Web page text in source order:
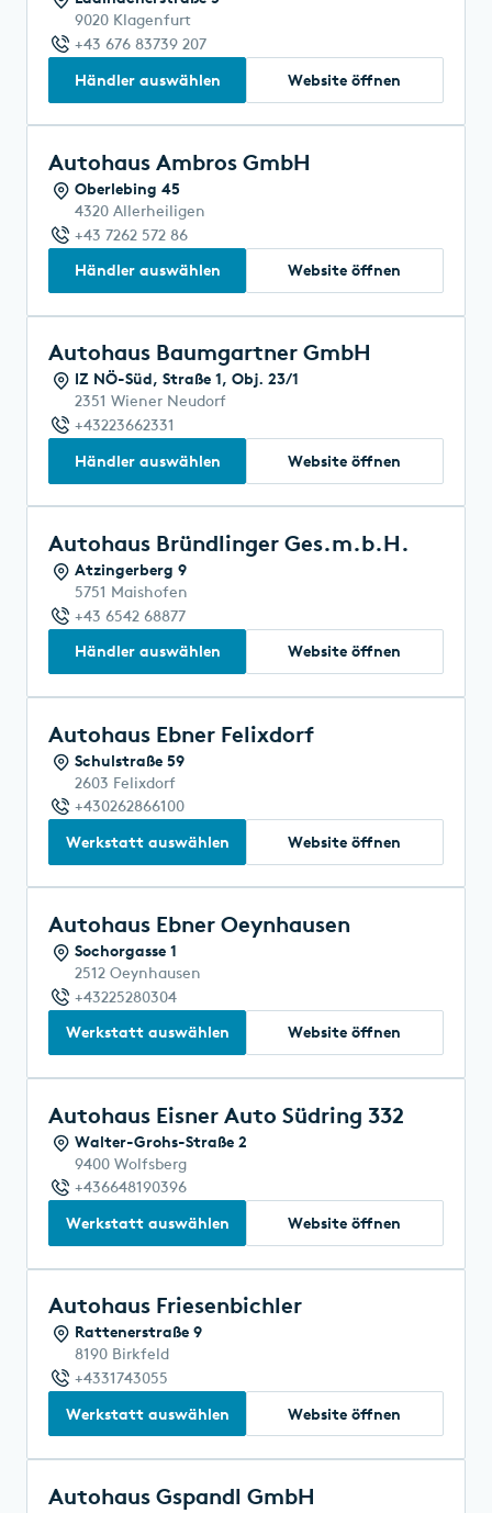
9020 Klagenfurt
+43 676 83739 207
Händler auswählen Website öffnen
Autohaus Ambros GmbH
Oberlebing 45
4320 Allerheiligen
+43 7262 572 86
Händler auswählen Website öffnen
Autohaus Baumgartner GmbH
IZ NÖ-Süd, Straße 1, Obj. 23/1
2351 Wiener Neudorf
+43223662331
Händler auswählen Website öffnen
Autohaus Bründlinger Ges.m.b.H.
Atzingerberg 9
5751 Maishofen
+43 6542 68877
Händler auswählen Website öffnen
Autohaus Ebner Felixdorf
Schulstraße 59
2603 Felixdorf
+430262866100
Werkstatt auswählen Website öffnen
Autohaus Ebner Oeynhausen
Sochorgasse 1
2512 Oeynhausen
+43225280304
Werkstatt auswählen Website öffnen
Autohaus Eisner Auto Südring 332
Walter-Grohs-Straße 2
9400 Wolfsberg
+436648190396
Werkstatt auswählen Website öffnen
Autohaus Friesenbichler
Rattenerstraße 9
8190 Birkfeld
+4331743055
Werkstatt auswählen Website öffnen
Autohaus Gspandl GmbH